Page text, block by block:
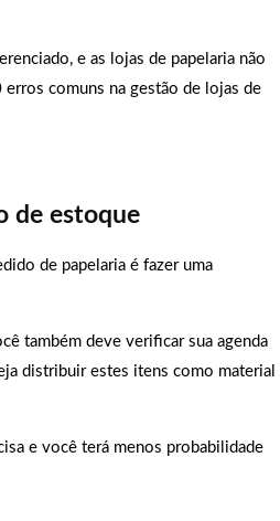
e as lojas de papelaria não
comuns na gestão de lojas de
de estoque
de papelaria é fazer uma
também deve verificar sua agenda
distribuir estes itens como material
e você terá menos probabilidade